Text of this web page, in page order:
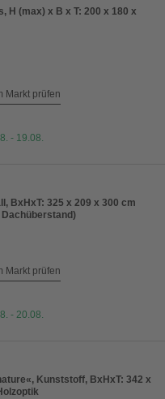
H (max) x B x T: 200 x 180 x
Markt prüfen
- 19.08.
BxHxT: 325 x 209 x 300 cm
Markt prüfen
- 20.08.
Kunststoff, BxHxT: 342 x